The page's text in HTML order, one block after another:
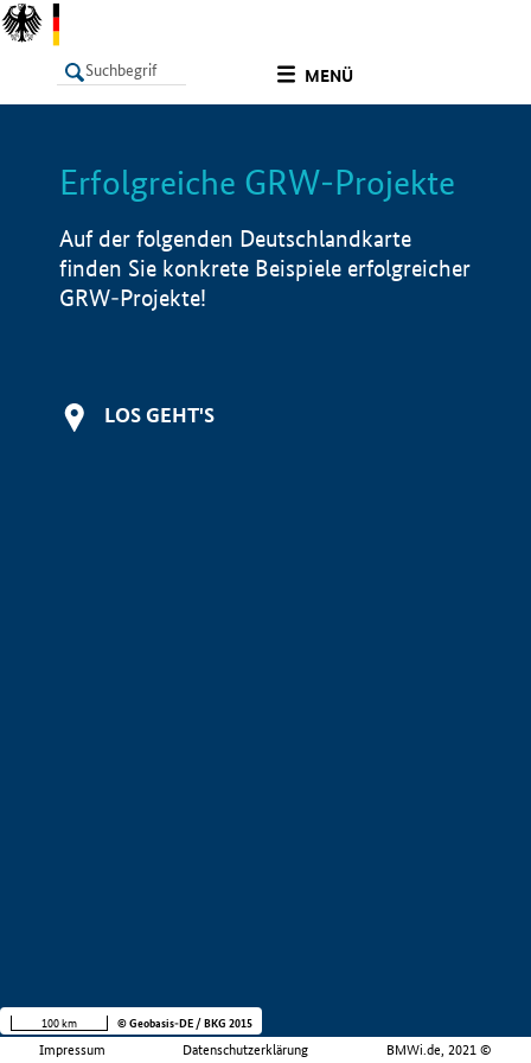
MENÜ
LISTE Info
Erfolgreiche GRW-Projekte
Auf der folgenden Deutschlandkarte
finden Sie konkrete Beispiele erfolgreicher
GRW-Projekte!
LOS GEHT'S
Impressum Datenschutzerklärung BMWi.de, 2021 ©
100 km © Geobasis-DE / BKG 2015